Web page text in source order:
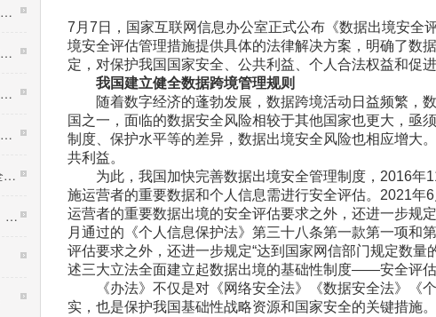
7月7日，国家互联网信息办公室正式公布《数据出境安全
境安全评估管理措施提供具体的法律解决方案，明确了数
定，对保护我国国家安全、公共利益、个人合法权益和促
我国建立健全数据跨境管理规则
随着数字经济的蓬勃发展，数据跨境活动日益频繁，
国之一，面临的数据安全风险相较于其他国家也更大，亟
制度、保护水平等的差异，数据出境安全风险也相应增大
共利益。
为此，我国加快完善数据出境安全管理制度，2016年
施运营者的重要数据和个人信息需进行安全评估。2021
运营者的重要数据出境的安全评估要求之外，还进一步规
月通过的《个人信息保护法》第三十八条第一款第一项和
评估要求之外，还进一步规定“达到国家网信部门规定数
述三大立法全面建立起数据出境的基础性制度——安全评估
《办法》不仅是对《网络安全法》《数据安全法》《个
实，也是保护我国基础性战略资源和国家安全的关键措施
数字时代如何保障数字资源安全？
弱电系统集成方案：智慧安防平安小区建设，社
弱电系统集成：企业、园区无线WLAN网络建设规划
弱电系统集成：智能监控系统技术交底
2022年中国智能安防行业全景图谱
2021全球安防50强：海康、大华、亚萨合莱三甲